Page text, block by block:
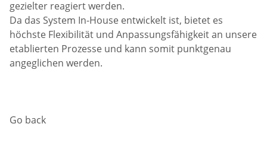
gezielter reagiert werden.
Da das System In-House entwickelt ist, bietet es
höchste Flexibilität und Anpassungsfähigkeit an unsere
etablierten Prozesse und kann somit punktgenau
angeglichen werden.
Go back